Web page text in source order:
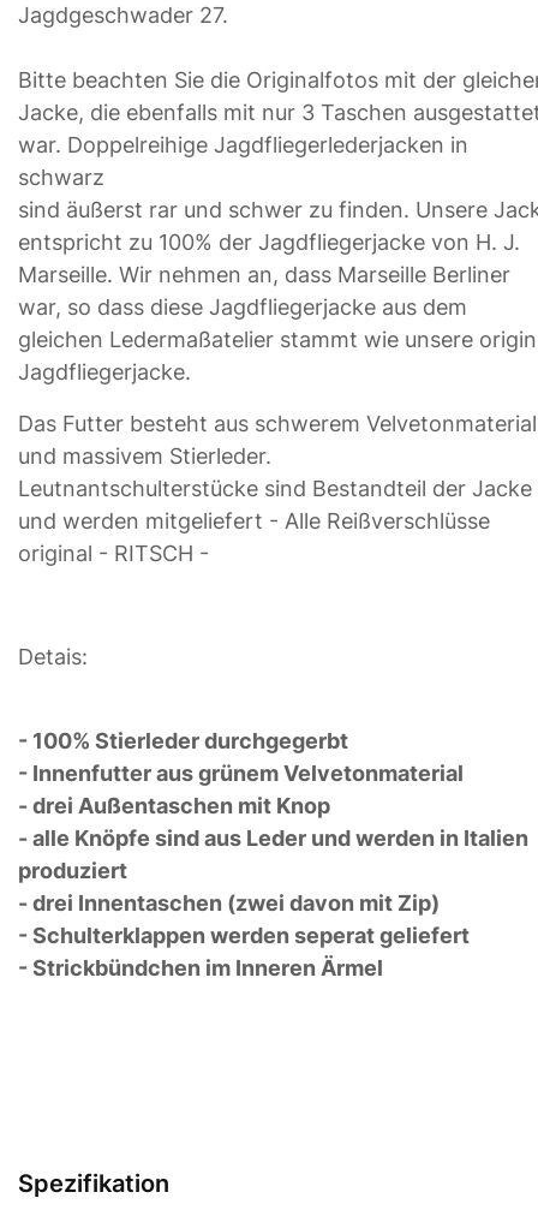
Jagdgeschwader 27.
Bitte beachten Sie die Originalfotos mit der
Jacke, die ebenfalls mit nur 3 Taschen
war. Doppelreihige Jagdfliegerlederjacken in
schwarz
sind äußerst rar und schwer zu finden. Unsere
entspricht zu 100% der Jagdfliegerjacke von H. J.
Marseille. Wir nehmen an, dass Marseille Berliner
war, so dass diese Jagdfliegerjacke aus dem
gleichen Ledermaßatelier stammt wie unsere
Jagdfliegerjacke.
Das Futter besteht aus schwerem Velvetonmaterial
und massivem Stierleder.
Leutnantschulterstücke sind Bestandteil der Jacke
und werden mitgeliefert - Alle Reißverschlüsse
original - RITSCH -
Detais:
- 100% Stierleder durchgegerbt
- Innenfutter aus grünem Velvetonmaterial
- drei Außentaschen mit Knop
- alle Knöpfe sind aus Leder und werden in Italien
produziert
- drei Innentaschen (zwei davon mit Zip)
- Schulterklappen werden seperat geliefert
- Strickbündchen im Inneren Ärmel
Spezifikation